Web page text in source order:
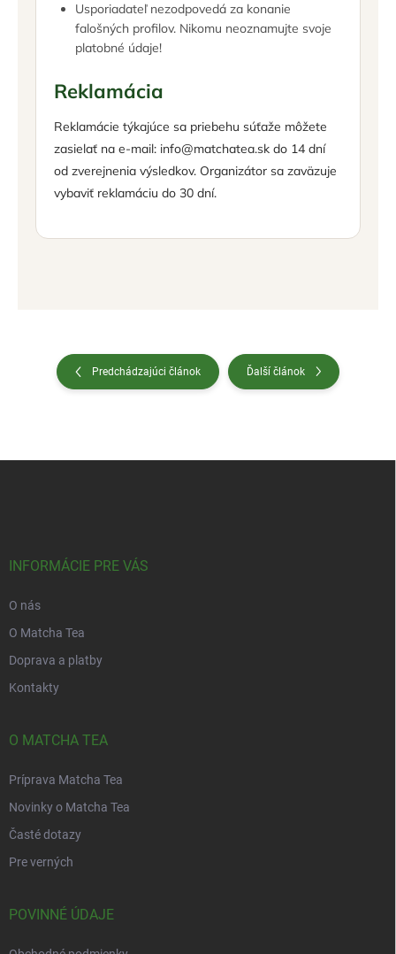
Usporiadateľ nezodpovedá za konanie
falošných profilov. Nikomu neoznamujte svoje
platobné údaje!
Reklamácia
Reklamácie týkajúce sa priebehu súťaže môžete
zasielať na e-mail: info@matchatea.sk do 14 dní
od zverejnenia výsledkov. Organizátor sa zaväzuje
vybaviť reklamáciu do 30 dní.
Predchádzajúci článok Ďalší článok
INFORMÁCIE PRE VÁS
O nás
O Matcha Tea
Doprava a platby
Kontakty
O MATCHA TEA
Príprava Matcha Tea
Novinky o Matcha Tea
Časté dotazy
Pre verných
POVINNÉ ÚDAJE